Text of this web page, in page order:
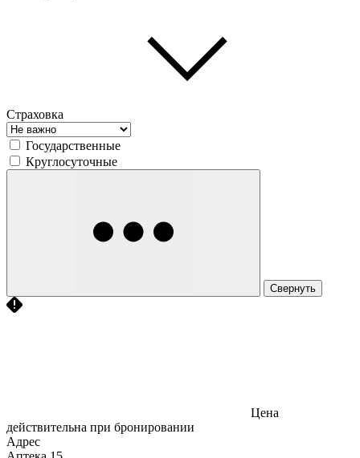
Страховка
Государственные
Круглосуточные
Свернуть
Цена
действительна при бронировании
Адрес